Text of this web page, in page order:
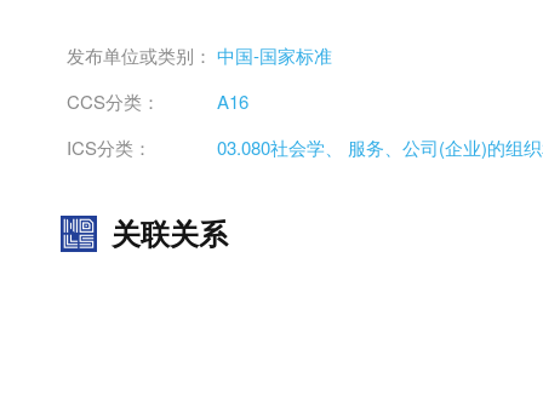
发布单位或类别： 中国-国家标准
CCS分类：
A16
ICS分类：
03.080社会学、 服务、公司(企业)的组
关联关系